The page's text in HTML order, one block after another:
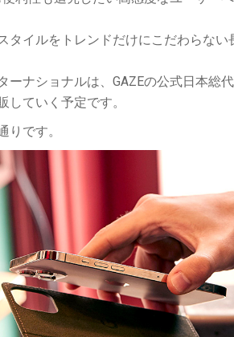
タイルをトレンドだけにこだわらな
ーナショナルは、GAZEの公式日本総
していく予定です。
りです。